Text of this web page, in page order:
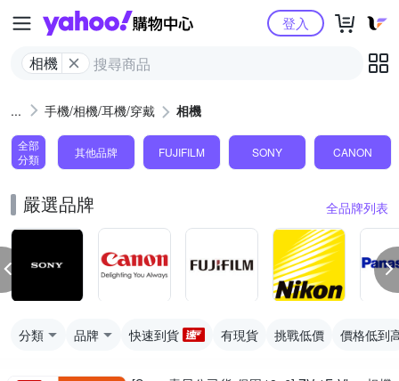
Yahoo購物中心
相機
登入
手機/相機/耳機/穿戴 相機
全部
分類
其他品牌 FUJIFILM SONY CANON
嚴選品牌 全品牌列表
分類 品牌 快速到貨 有現貨 挑戰低價 價格低到